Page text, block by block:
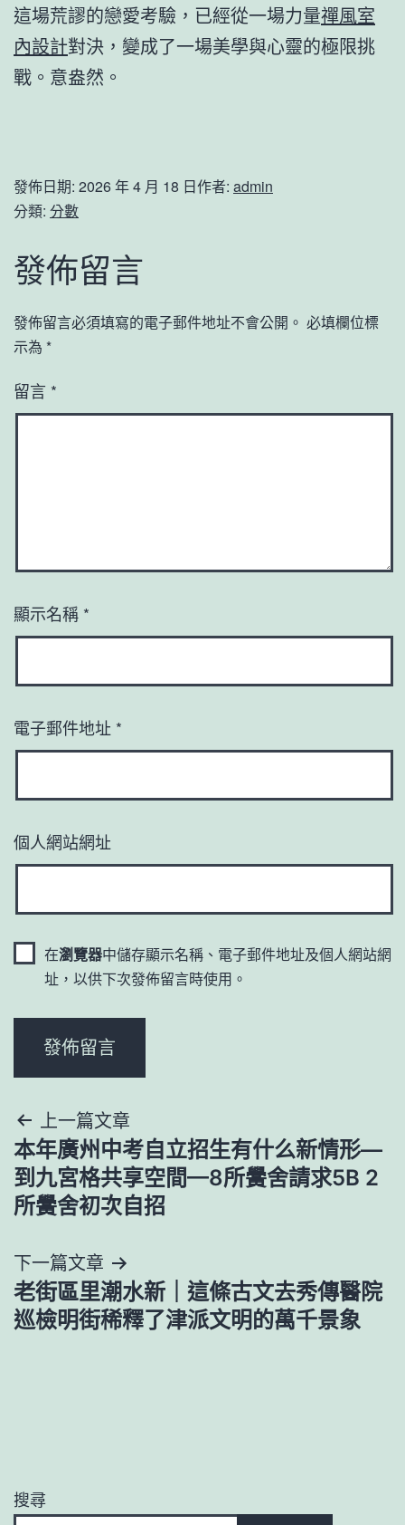
這場荒謬的戀愛考驗，已經從一場力量禪風室
內設計對決，變成了一場美學與心靈的極限挑
戰。意盎然。
發佈日期: 2026 年 4 月 18 日作者: admin
分類: 分數
發佈留言
發佈留言必須填寫的電子郵件地址不會公開。 必填欄位標
示為 *
留言 *
顯示名稱 *
電子郵件地址 *
個人網站網址
在瀏覽器中儲存顯示名稱、電子郵件地址及個人網站網
址，以供下次發佈留言時使用。
文
章
導
覽
上一篇文章
本年廣州中考自立招生有什么新情形—
到九宮格共享空間—8所黌舍請求5B 2
所黌舍初次自招
下一篇文章
老街區里潮水新｜這條古文去秀傳醫院
巡檢明街稀釋了津派文明的萬千景象
搜尋